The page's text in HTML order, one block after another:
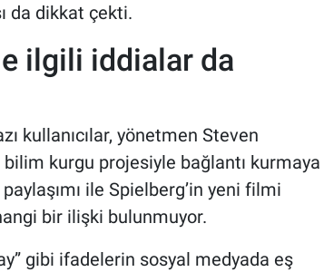
da dikkat çekti.
ilgili iddialar da
kullanıcılar, yönetmen Steven
bilim kurgu projesiyle bağlantı kurmaya
ile Spielberg’in yeni filmi
bir ilişki bulunmuyor.
gibi ifadelerin sosyal medyada eş